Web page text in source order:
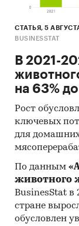
- Рейтинг
- Рейтинг
Единицы
рассчитаны
долларах и
География
РФ,
мира
Категории:
фитинги /
Россия
Насосно-
СТАТЬЯ, 5
BUSINESSTAT
В 2021-
на 63%
Рост
ключевых
для
По данным
животного
BusinesStat в
стране
обусловлен